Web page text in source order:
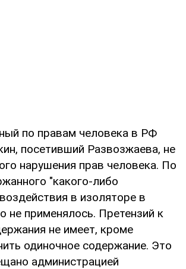
по правам человека в РФ
посетивший Развозжаева, не
нарушения прав человека. По
"какого-либо
в изоляторе в
не применялось. Претензий к
не имеет, кроме
одиночное содержание. Это
администрацией